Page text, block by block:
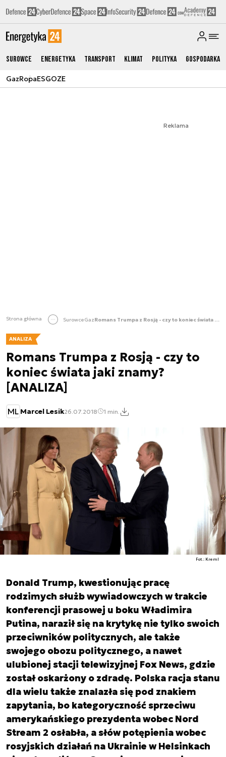
Surowce Energetyka Transport Klimat Polityka Gospodarka
GazRopaESGOZE
Reklama
Strona główna SurowceGaz Romans Trumpa z Rosją - czy to koniec świata jaki znamy? [ANALIZA]
ANALIZA
Romans Trumpa z Rosją - czy to
koniec świata jaki znamy?
[ANALIZA]
ML Marcel Lesik26.07.2018 1 min.
Fot.: Kreml
Donald Trump, kwestionując pracę
rodzimych służb wywiadowczych w trakcie
konferencji prasowej u boku Władimira
Putina, naraził się na krytykę nie tylko swoich
przeciwników politycznych, ale także
swojego obozu politycznego, a nawet
ulubionej stacji telewizyjnej Fox News, gdzie
został oskarżony o zdradę. Polska racja stanu
dla wielu także znalazła się pod znakiem
zapytania, bo kategoryczność sprzeciwu
amerykańskiego prezydenta wobec Nord
Stream 2 osłabła, a słów potępienia wobec
rosyjskich działań na Ukrainie w Helsinkach